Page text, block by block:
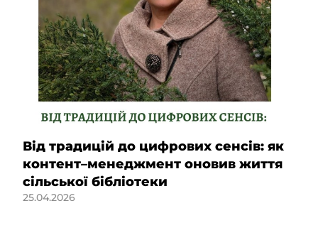
Від традицій до цифрових сенсів: як
контент–менеджмент оновив життя
сільської бібліотеки
25.04.2026